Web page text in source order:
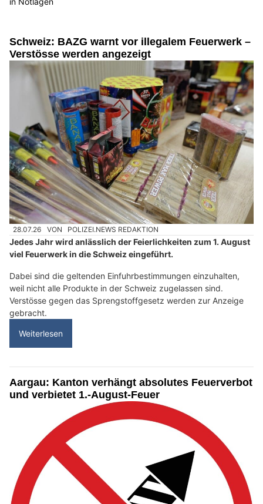
Schweiz: BAZG warnt vor illegalem Feuerwerk –
Verstösse werden angezeigt
28.07.26 VON POLIZEI.NEWS REDAKTION
Jedes Jahr wird anlässlich der Feierlichkeiten zum 1. August
viel Feuerwerk in die Schweiz eingeführt.
Dabei sind die geltenden Einfuhrbestimmungen einzuhalten,
weil nicht alle Produkte in der Schweiz zugelassen sind.
Verstösse gegen das Sprengstoffgesetz werden zur Anzeige
gebracht.
Weiterlesen
Aargau: Kanton verhängt absolutes Feuerverbot
und verbietet 1.-August-Feuer